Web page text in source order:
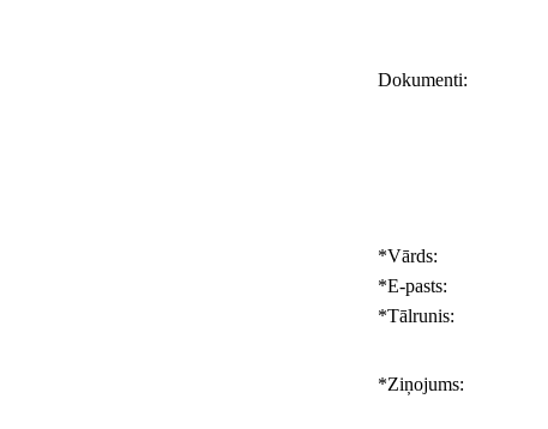
Dokumenti:
*Vārds:
*E-pasts:
*Tālrunis:
*Ziņojums: